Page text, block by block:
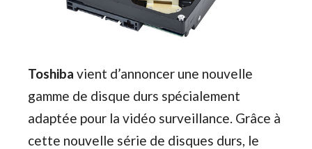
Toshiba vient d’annoncer une nouvelle
gamme de disque durs spécialement
adaptée pour la vidéo surveillance. Grâce à
cette nouvelle série de disques durs, le